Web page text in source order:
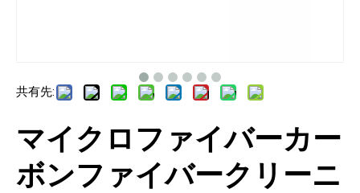
共有先:
マイクロファイバーカー
ボンファイバークリーニ